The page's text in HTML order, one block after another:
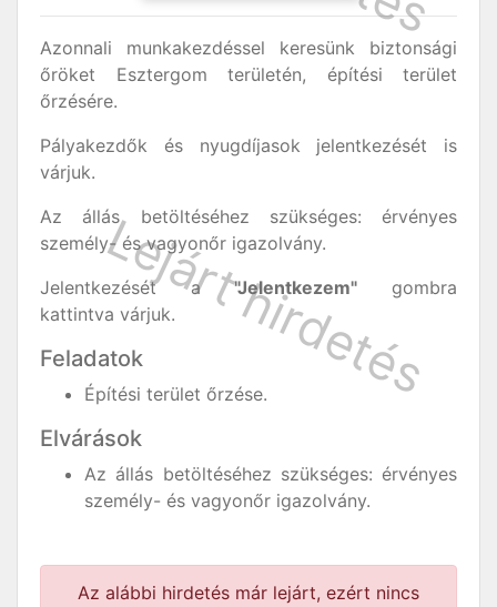
Azonnali munkakezdéssel keresünk biztonsági
őröket Esztergom területén, építési terület
őrzésére.
Pályakezdők és nyugdíjasok jelentkezését is
várjuk.
Az állás betöltéséhez szükséges: érvényes
személy- és vagyonőr igazolvány.
Jelentkezését a"Jelentkezem" gombra
kattintva várjuk.
Feladatok
Építési terület őrzése.
Elvárások
Az állás betöltéséhez szükséges: érvényes
személy- és vagyonőr igazolvány.
Az alábbi hirdetés már lejárt, ezért nincs